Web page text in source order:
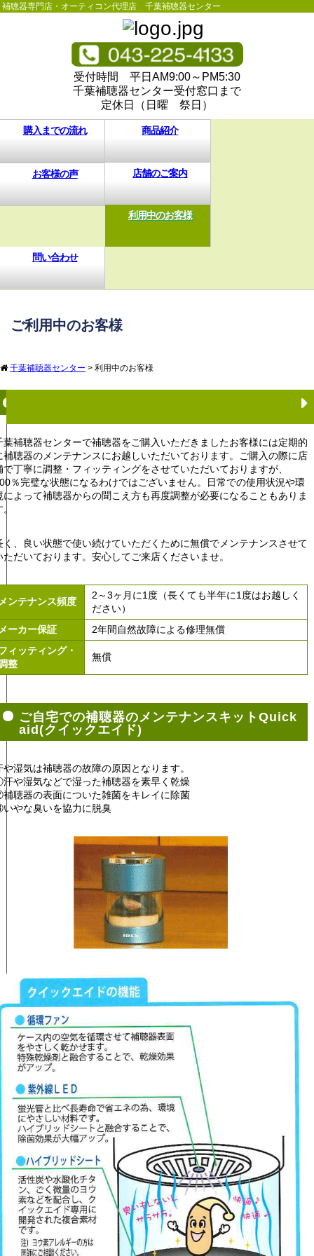
補聴器専門店・オーティコン代理店 千葉補聴器センター
受付時間 平日AM9:00～PM5:30
千葉補聴器センター受付窓口まで
定休日（日曜 祭日）
購入までの流れ 商品紹介
お客様の声 店舗のご案内
利用中のお客様
問い合わせ
ご利用中のお客様
千葉補聴器センター > 利用中のお客様
葉補聴器センターで補聴器をご購入いただきましたお客様には定期的
補聴器のメンテナンスにお越しいただいております。ご購入の際に店
で丁寧に調整・フィッティングをさせていただいておりますが、
％完璧な状態になるわけではございません。日常での使用状況や環
によって補聴器からの聞こえ方も再度調整が必要になることもありま
く、良い状態で使い続けていただくために無償でメンテナンスさせて
ただいております。安心してご来店くださいませ。
ンテナンス頻度
2～3ヶ月に1度（長くても半年に1度はお越しく
ださい）
ーカー保証
2年間自然故障による修理無償
ィッティング・
整
無償
ご自宅での補聴器のメンテナンスキットQuick
aid(クイックエイド)
や湿気は補聴器の故障の原因となります。
や湿気などで湿った補聴器を素早く乾燥
聴器の表面についた雑菌をキレイに除菌
やな臭いを協力に脱臭